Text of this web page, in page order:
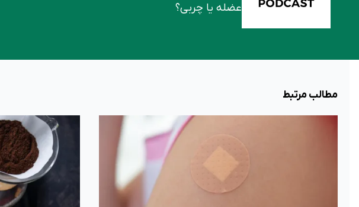
عضله یا چربی؟
مطالب مرتبط